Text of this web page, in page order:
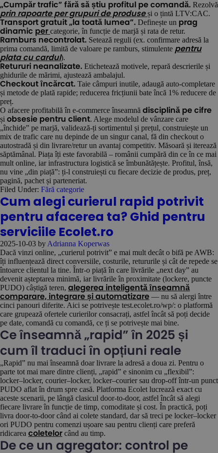
„Cumpăr trafic” fără să știu profitul pe comandă. Rezolvă
prin rapoarte per grupuri de produseși o țintă LTV:CAC.
Transport gratuit „la toată lumea”. Definește un prag
dinamic per categorie, în funcție de marjă și rata de retur.
Ramburs necontrolat. Setează reguli (ex. confirmare adresă la
prima comandă, limită de valoare pe ramburs, stimulente pentru
plata cu cardul).
Retururi neanalizate. Etichetează motivele, repară descrierile și
ghidurile de mărimi, ajustează ambalajul.
Checkout încărcat. Taie câmpuri inutile, adaugă auto-completare
și metode de plată rapide; reducerea fricțiunii bate încă 1% reducere de
preț.
O afacere profitabilă în e-commerce înseamnă disciplină pe cifre
și obsesie pentru client. Alege modelul de vânzare care
„închide” pe marjă, validează-ți sortimentul și prețul, construiește un
mix de trafic care nu depinde de un singur canal, fă din checkout o
autostradă și din livrare/retur un avantaj competitiv. Măsoară și iterează
săptămânal. Piața îți este favorabilă – românii cumpără din ce în ce mai
mult online, iar infrastructura logistică se îmbunătățește. Profitul, însă,
nu vine „din piață”: ți-l construiești cu fiecare decizie de produs, preț,
pagină, pachet și parteneriat.
Filed Under: Fără categorie
Cum alegi curierul rapid potrivit
pentru afacerea ta? Ghid pentru
serviciile Ecolet.ro
2025-10-03 by Adrianna Koperwas
Dacă vinzi online, „curierul potrivit” e mai mult decât o bifă pe AWB:
îți influențează direct conversiile, costurile, retururile și cât de repede se
întoarce clientul la tine. Într-o piață în care livrările „next day” au
devenit așteptarea minimă, iar livrările în proximitate (lockere, puncte
PUDO) câștigă teren, alegerea inteligentă înseamnă
comparare, integrare și automatizare — nu să alergi între
cinci panouri diferite. Aici se potrivește test.ecolet.ro/wp/: o platformă
care grupează ofertele curierilor consacrați, astfel încât să poți decide
pe date, comandă cu comandă, ce ți se potrivește mai bine.
Ce înseamnă „rapid” în 2025 și
cum îl traduci în opțiuni reale
„Rapid” nu mai înseamnă doar livrare la adresă a doua zi. Pentru o
parte tot mai mare dintre clienți, „rapid” e sinonim cu „flexibil”:
locker–locker, courier–locker, locker–courier sau drop-off într-un punct
PUDO aflat în drum spre casă. Platforma Ecolet lucrează exact cu
aceste scenarii, pe lângă clasicul door-to-door, astfel încât să alegi
fiecare livrare în funcție de timp, comoditate și cost. În practică, poți
livra door-to-door când ai colete standard, dar să treci pe locker–locker
ori PUDO pentru comenzi ușoare sau pentru clienți care preferă
ridicarea coletelor când au timp.
De ce un agregator: control pe